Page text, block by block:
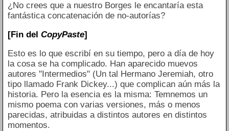
¿No crees que a nuestro Borges le encantaría esta
fantástica concatenación de no-autorías?
[Fin del CopyPaste]
Esto es lo que escribí en su tiempo, pero a día de hoy
la cosa se ha complicado. Han aparecido muevos
autores "Intermedios" (Un tal Hermano Jeremiah, otro
tipo llamado Frank Dickey...) que complican aún más la
historia. Pero la esencia es la misma: Temnemos un
mismo poema con varias versiones, más o menos
parecidas, atribuidas a distintos autores en distintos
momentos.